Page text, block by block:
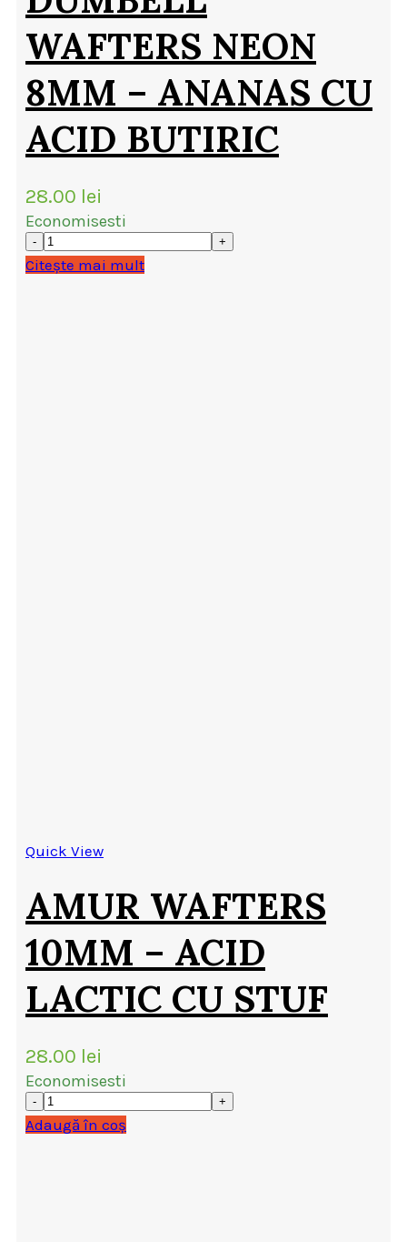
WAFTERS NEON
8MM – ANANAS CU
ACID BUTIRIC
28.00 lei
Economisesti
Citește mai mult
Quick View
AMUR WAFTERS
10MM – ACID
LACTIC CU STUF
28.00 lei
Economisesti
Adaugă în coș